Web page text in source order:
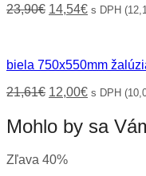
23,90€ Original
14,54€Current
s DPH (
biela 750x550mm
21,61€ Original
was:
21,61€.
12,00€Current
is:
12,00€.
s DPH (
Mohlo by sa
Zľava 40%